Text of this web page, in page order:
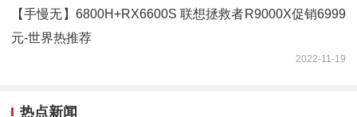
【手慢无】6800H+RX6600S 联想拯救者R9000X促销6999
元-世界热推荐
2022-11-19
热点新闻